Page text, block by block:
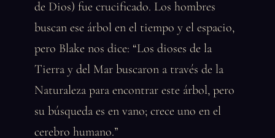
de Dios) fue crucificado. Los hombres
buscan ese árbol en el tiempo y el espacio,
pero Blake nos dice: “Los dioses de la
Tierra y del Mar buscaron a través de la
Naturaleza para encontrar este árbol, pero
su búsqueda es en vano; crece uno en el
cerebro humano.”